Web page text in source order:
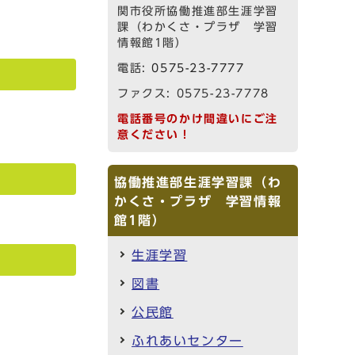
関市役所協働推進部生涯学習
課（わかくさ・プラザ 学習
情報館1階）
電話:0575-23-7777
ファクス: 0575-23-7778
電話番号のかけ間違いにご注
意ください！
協働推進部生涯学習課（わ
かくさ・プラザ 学習情報
館1階）
生涯学習
図書
公民館
ふれあいセンター